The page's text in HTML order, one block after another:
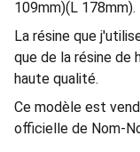
109mm)(L 178mm).
La résine que
que de la résine de
haute qualité.
Ce modèle est
officielle de Nom-